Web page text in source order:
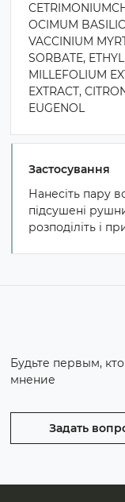
OCIMUM
VACCINIUM
SORBATE,
MILLEFOLIUM
EXTRACT,
EUGENOL
Застосування
Нанесіть пару
підсушені
розподіліть і
Будьте первым,
мнение
Задать